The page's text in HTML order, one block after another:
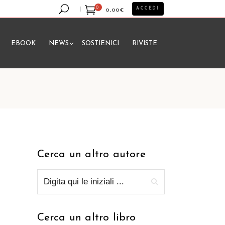
0
0,00€
prodotto nel carrello.
ACCEDI
EBOOK NEWS SOSTIENICI RIVISTE
Cerca un altro autore
Cerca un altro libro